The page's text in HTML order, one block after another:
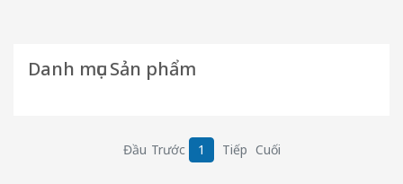
Danh mục Sản phẩm
Đầu Trước 1 Tiếp Cuối